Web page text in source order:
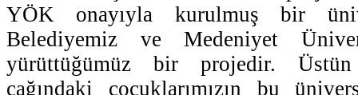
YÖK onayıyla kurulmuş bir
Belediyemiz ve Medeniyet
yürüttüğümüz bir projedir.
çağındaki çocuklarımızın bu